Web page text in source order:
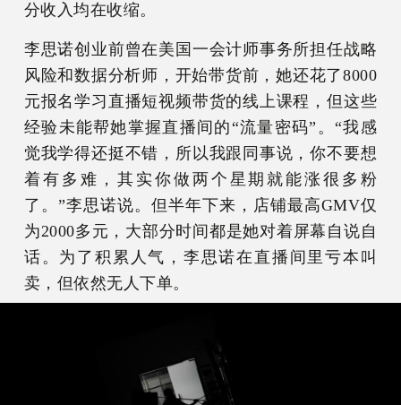
分收入均在收缩。
李思诺创业前曾在美国一会计师事务所担任战略
风险和数据分析师，开始带货前，她还花了8000
元报名学习直播短视频带货的线上课程，但这些
经验未能帮她掌握直播间的“流量密码”。“我感
觉我学得还挺不错，所以我跟同事说，你不要想
着有多难，其实你做两个星期就能涨很多粉
了。”李思诺说。但半年下来，店铺最高GMV仅
为2000多元，大部分时间都是她对着屏幕自说自
话。为了积累人气，李思诺在直播间里亏本叫
卖，但依然无人下单。